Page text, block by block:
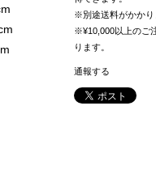
※別途送料がかかり
※¥10,000以上のご
ります。
通報する